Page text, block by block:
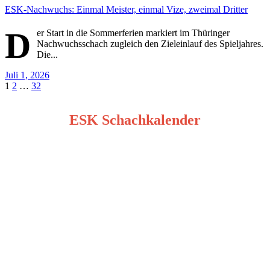
ESK-Nachwuchs: Einmal Meister, einmal Vize, zweimal Dritter
D
er Start in die Sommerferien markiert im Thüringer
Nachwuchsschach zugleich den Zieleinlauf des Spieljahres.
Die...
Juli 1, 2026
Seitennummerierung
1 2 … 32
ESK Schachkalender